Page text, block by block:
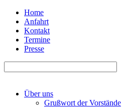
Home
Anfahrt
Kontakt
Termine
Presse
Über uns
Grußwort der Vorstände